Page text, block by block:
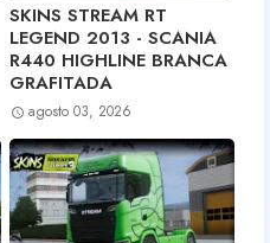
SKINS STREAM RT
LEGEND 2013 - SCANIA
R440 HIGHLINE BRANCA
GRAFITADA
agosto 03, 2026